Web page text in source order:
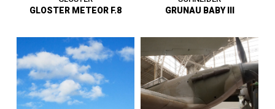
GLOSTER METEOR F.8
Avion de chasse - Royaume-
Uni - Premier vol en mars
1943 - Vit. Max. 953 km/h -
Force Aérienne Belge de 1951
à 1963 - Entre au musée en
1963.
GRUNAU BABY III
Planeur d'entrainement -
Allemagne - Premier vol en
1930 - Vit. Max. 160 km/h -
Entre au musée en 1971.